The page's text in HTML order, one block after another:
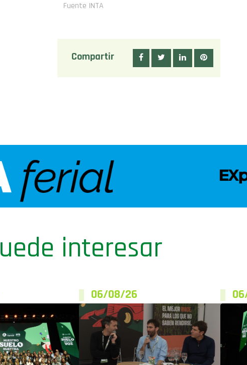
Fuente INTA
Compartir
interesar
06/08/26